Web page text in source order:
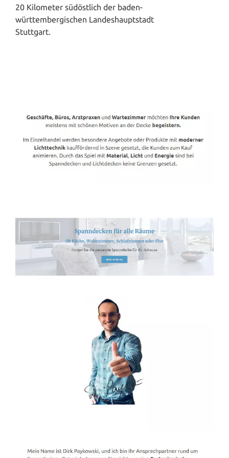
20 Kilometer südöstlich der baden-
württembergischen Landeshauptstadt
Stuttgart.